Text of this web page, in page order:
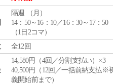
隔週 （ 月 ）
14：50～16：10／16：30～17：50
（1日2コマ）
全12回
14,580円（4回／分割支払い）×3
40,500円（12回／一括前納支払※
義開始前まで）